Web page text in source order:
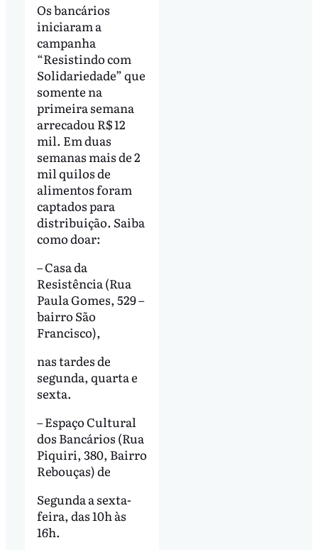
Os bancários
iniciaram a
campanha
“Resistindo com
Solidariedade” que
somente na
primeira semana
arrecadou R$ 12
mil. Em duas
semanas mais de 2
mil quilos de
alimentos foram
captados para
distribuição. Saiba
como doar:
– Casa da
Resistência (Rua
Paula Gomes, 529 –
bairro São
Francisco),
nas tardes de
segunda, quarta e
sexta.
– Espaço Cultural
dos Bancários (Rua
Piquiri, 380, Bairro
Rebouças) de
Segunda a sexta-
feira, das 10h às
16h.